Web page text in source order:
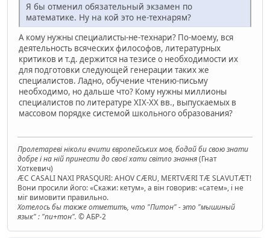
Я бы отменил обязательный экзамен по
математике. Ну на кой это не-технарям?
А кому нужны специалисты-не-технари? По-моему, вся
деятельность всяческих философов, литературных
критиков и т.д. держится на тезисе о необходимости их
для подготовки следующей генерации таких же
специалистов. Ладно, обучение чтению-письму
необходимо, но дальше что? Кому нужны миллионы
специалистов по литературе ХІХ-ХХ вв., выпускаемых в
массовом порядке системой школьного образования?
Пролетареві ніколи вчити європейських мов, бодай би свою знати
добре і на ній принести до своєї хати світло знання(Гнат
Хоткевич)
ÆC CASALI NAXI PRASQURI: AHOV CÆRU, MERTVÆRI TÆ SLAVUTÆT!
Вони просили його: «Скажи: кетум», а він говорив: «сатем», і не
міг вимовити правильно.
Хотелось бы также отметить, что "Питон" - это "мышиный
язык" : "пи+тон". © АБР-2